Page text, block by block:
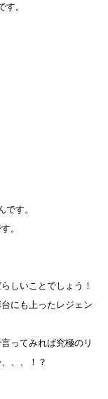
。
す。
。
しいことでしょう！
にも上ったレジェン
ってみれば究極のリ
、、！？